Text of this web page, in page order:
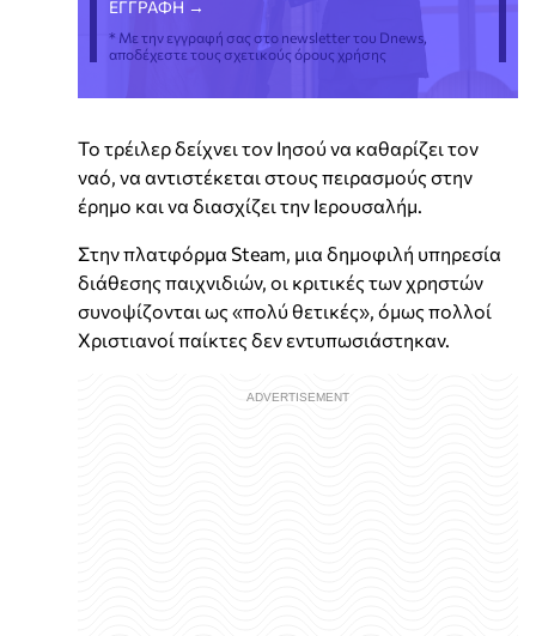
* Με την εγγραφή σας στο newsletter του Dnews,
αποδέχεστε τους σχετικούς όρους χρήσης
Το τρέιλερ δείχνει τον Ιησού να καθαρίζει τον
ναό, να αντιστέκεται στους πειρασμούς στην
έρημο και να διασχίζει την Ιερουσαλήμ.
Στην πλατφόρμα Steam, μια δημοφιλή υπηρεσία
διάθεσης παιχνιδιών, οι κριτικές των χρηστών
συνοψίζονται ως «πολύ θετικές», όμως πολλοί
Χριστιανοί παίκτες δεν εντυπωσιάστηκαν.